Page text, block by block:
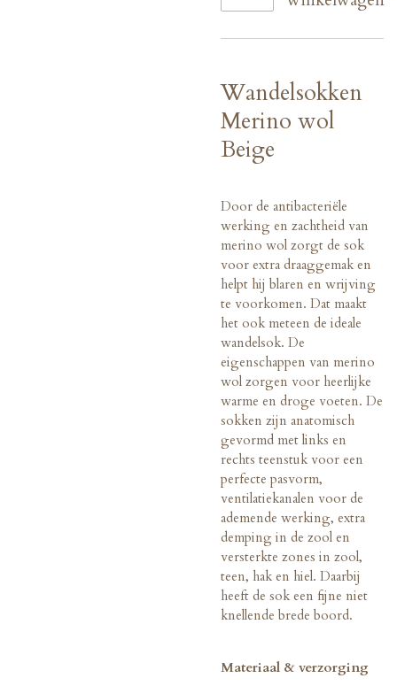
Wandelsokken
Merino wol
Beige
Door de antibacteriële
werking en zachtheid van
merino wol zorgt de sok
voor extra draaggemak en
helpt hij blaren en wrijving
te voorkomen. Dat maakt
het ook meteen de ideale
wandelsok. De
eigenschappen van merino
wol zorgen voor heerlijke
warme en droge voeten. De
sokken zijn anatomisch
gevormd met links en
rechts teenstuk voor een
perfecte pasvorm,
ventilatiekanalen voor de
ademende werking, extra
demping in de zool en
versterkte zones in zool,
teen, hak en hiel. Daarbij
heeft de sok een fijne niet
knellende brede boord.
Materiaal & verzorging